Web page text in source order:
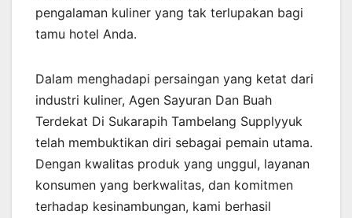
pengalaman kuliner yang tak terlupakan bagi
tamu hotel Anda.
Dalam menghadapi persaingan yang ketat dari
industri kuliner, Agen Sayuran Dan Buah
Terdekat Di Sukarapih Tambelang Supplyyuk
telah membuktikan diri sebagai pemain utama.
Dengan kwalitas produk yang unggul, layanan
konsumen yang berkwalitas, dan komitmen
terhadap kesinambungan, kami berhasil